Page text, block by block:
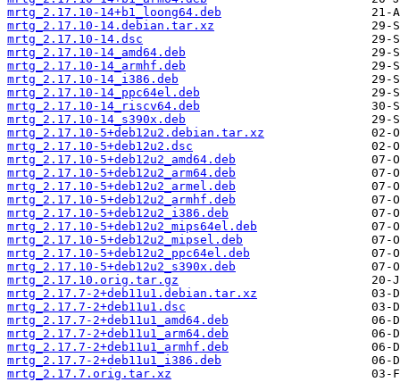
mrtg_2.17.10-14+b1_loong64.deb
mrtg_2.17.10-14.debian.tar.xz
mrtg_2.17.10-14.dsc
mrtg_2.17.10-14_amd64.deb
mrtg_2.17.10-14_armhf.deb
mrtg_2.17.10-14_i386.deb
mrtg_2.17.10-14_ppc64el.deb
mrtg_2.17.10-14_riscv64.deb
mrtg_2.17.10-14_s390x.deb
mrtg_2.17.10-5+deb12u2.debian.tar.xz
mrtg_2.17.10-5+deb12u2.dsc
mrtg_2.17.10-5+deb12u2_amd64.deb
mrtg_2.17.10-5+deb12u2_arm64.deb
mrtg_2.17.10-5+deb12u2_armel.deb
mrtg_2.17.10-5+deb12u2_armhf.deb
mrtg_2.17.10-5+deb12u2_i386.deb
mrtg_2.17.10-5+deb12u2_mips64el.deb
mrtg_2.17.10-5+deb12u2_mipsel.deb
mrtg_2.17.10-5+deb12u2_ppc64el.deb
mrtg_2.17.10-5+deb12u2_s390x.deb
mrtg_2.17.10.orig.tar.gz
mrtg_2.17.7-2+deb11u1.debian.tar.xz
mrtg_2.17.7-2+deb11u1.dsc
mrtg_2.17.7-2+deb11u1_amd64.deb
mrtg_2.17.7-2+deb11u1_arm64.deb
mrtg_2.17.7-2+deb11u1_armhf.deb
mrtg_2.17.7-2+deb11u1_i386.deb
mrtg_2.17.7.orig.tar.xz